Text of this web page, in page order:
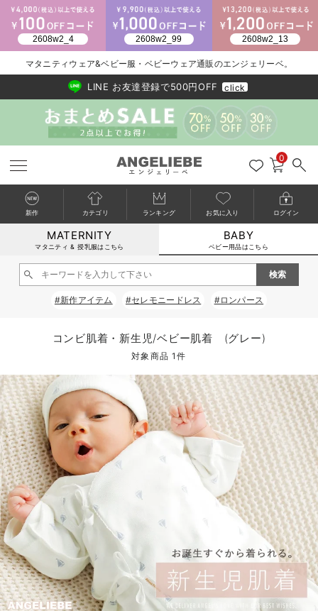
新生児服全て
ツーウェイオール・2WAYオール（新生児）
ベビー服全て
ロンパース・カバーオール
ベビー ブルマ
ベビー スカート
ベビートップス
ベビー アウター
ベビー セットアップ
スタイ・よだれかけ（新生児・ベビー）
ベビー帽子（新生児・乳児）
新生児スリーパー・ベビーパジャマ
シーズンアイテム全て
ベビー・新生児 寝具全て
ベビーベッド・布団 （ベビー・新生児）
ベビー 雑貨全て
ベビーチェア（ハイローチェア）・ベビーラック
ベビー 雑貨 小物
ベビー安全グッズ
ベビーおもちゃ
メモリアルグッズ
授乳・調乳・お食事
哺乳瓶
赤ちゃん 洗剤・洗濯用品・お掃除
赤ちゃん お風呂・ベビースキンケア
お出かけグッズ全て
ベビー｜季節の特集全て
猛暑からベビーを守るひんやりグッズ
ベビーの動物なりきり特集
ベビー 夏のお役立ちグッズ特集
【素材別】ベビーロンパース特集
袴ロンパース特集
アウトレット全て
【アウトレット】ワンピース
【アウトレット】パジャマ
【アウトレット】インナー
【アウトレット】ベビー
特集全て
抗菌防臭加工
コットン素材
冷房対策
接触冷感素材
Tシャツブラ
ブラトップ
親子セット
快適機能ウェア特集 トップス
快適機能ウェア特集 ボトムス
再入荷全て
再入荷｜インナー
戻る
送料無料アイテム全て
ワンピース
スカート
パジャマ
インナー
雑貨
ベビー
戻る
ブラキャミ おまとめ
MAX55%OFF ブラックフ
戻る
【37周年祭セール】
【37周年祭セール】
戻る
気温差別オススメア
【15℃】3月下旬～
戻る
動きやすく着回しで
戻る
強撚スムース(コスパ
戻る
マタニティウェア
【おまとめ割】パジ
戻る
こだわりの履き心地
カジュアル
オフィス
戻る
ジャケット派
きれいめ美脚パンツ派
ツィード派
王道シンプル派
セットアップ派
戻る
出産準備応援割全て
マタニティパジャマ
戻る
【オフィスカジュア
戻る
レギンスタイプ
戻る
【フォーマル】ワン
戻る
【ベビー】長袖
戻る
ハンカチ
短肌着
セット
戻る
快適ウェア10%OFF
快適ウェア10%OFF
戻る
春のマタニティワン
セットアップ・ レイ
ジャンパースカート/
ワーク・オフィス
カジュアル
フォーマル / オケー
あったかアイテム｜
戻る
Gift Selection 出産
〜3,000円（税込）
10,001円（税込）〜
女の子におススメの
男の子におススメの
定番ギフト
もらって嬉しいギフト
かわいくておもしろ
何枚あっても嬉しい
長く使えるアイテム
戻る
冬の冷え対策インナ
薄くてあったか
保温&リカバリー
レギンス・タイツ
カップ付きインナー
あったか度◎
裏起毛素材
戻る
入院準備の持ち物チ
入院してすぐ使うグ
戻る
冬のあったか特集全て
【冬のあったか特集
【冬のあったか特集
マタニティウェア&ベビー服・ベビーウェア通販のエンジェリーベ。
2026/NewArrival
送料495円(一部地域を除く) 7,700円以上で送料無料
LINE お友達登録で500円OFF click
0
新作 カテゴリ ランキング お気に入り ログイン
MATERNITY
マタニティ & 授乳服はこちら
BABY
ベビー用品はこちら
#新作アイテム #セレモニードレス #ロンパース
コンビ肌着・新生児/ベビー肌着 (グレー)
対象商品 1件
カートに入れる
閉じる